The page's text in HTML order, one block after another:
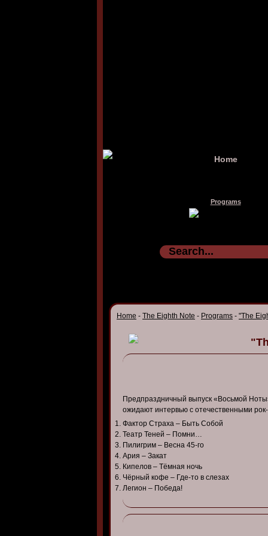
Home
Programs
Home - The Eighth Note - Programs - "The
Предпраздничный выпуск «Восьмой
ожидают интервью с отечественными
Фактор Страха – Быть Собой
Театр Теней – Помни…
Пилигрим – Весна 45-го
Ария – Закат
Кипелов – Тёмная ночь
Чёрный кофе – Где-то в слезах
Легион – Победа!